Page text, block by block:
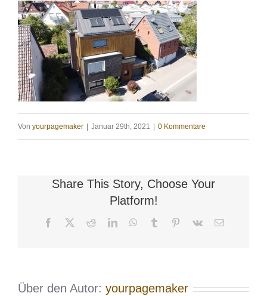
Von yourpagemaker Januar 29th, 2021 0 Kommentare
Share This Story, Choose Your
Platform!
Facebook RedditLinkedInWhatsApp
Tumblr Pinterest
Vk
E-
Über den Autor: yourpagemaker